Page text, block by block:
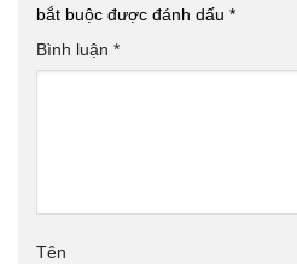
bắt buộc được đánh dấu *
Bình luận *
Tên